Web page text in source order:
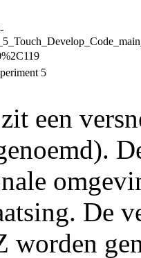
5
een
De
worden